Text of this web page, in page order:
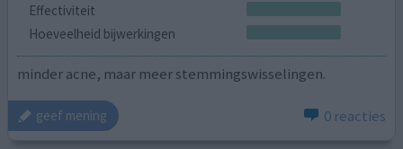
Effectiviteit
Hoeveelheid bijwerkingen
minder acne, maar meer stemmingswisselingen.
geef mening 0 reacties